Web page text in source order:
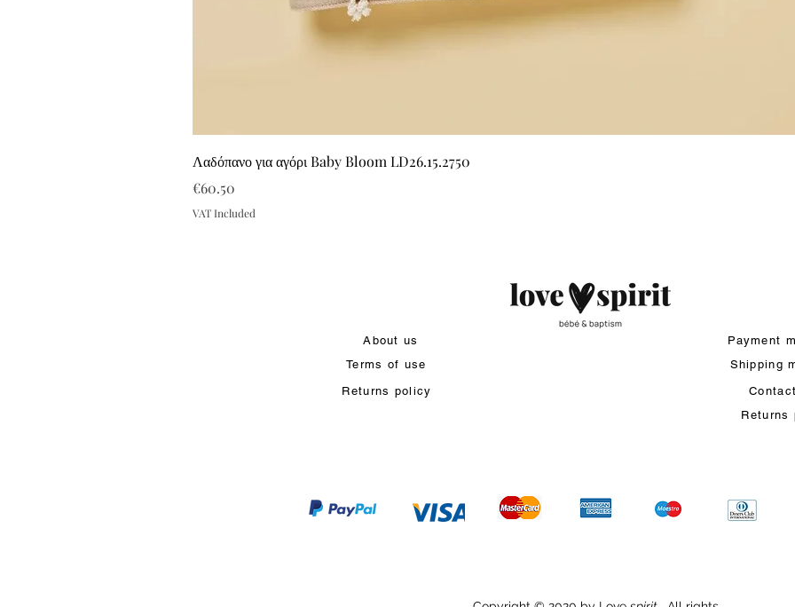
Λαδόπανο για αγόρι Baby Bloom LD26.15.2750
Price
€60.50
VAT Included
About us
Terms of use
Returns policy
Payment
Shipping
Returns